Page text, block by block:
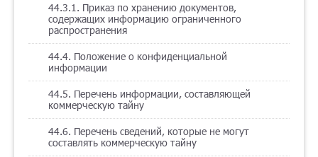
44.3.1. Приказ по хранению документов,
содержащих информацию ограниченного
распространения
44.4. Положение о конфиденциальной
информации
44.5. Перечень информации, составляющей
коммерческую тайну
44.6. Перечень сведений, которые не могут
составлять коммерческую тайну